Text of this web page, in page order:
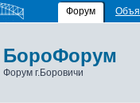
Форум
БороФорум
Форум г.Боровичи